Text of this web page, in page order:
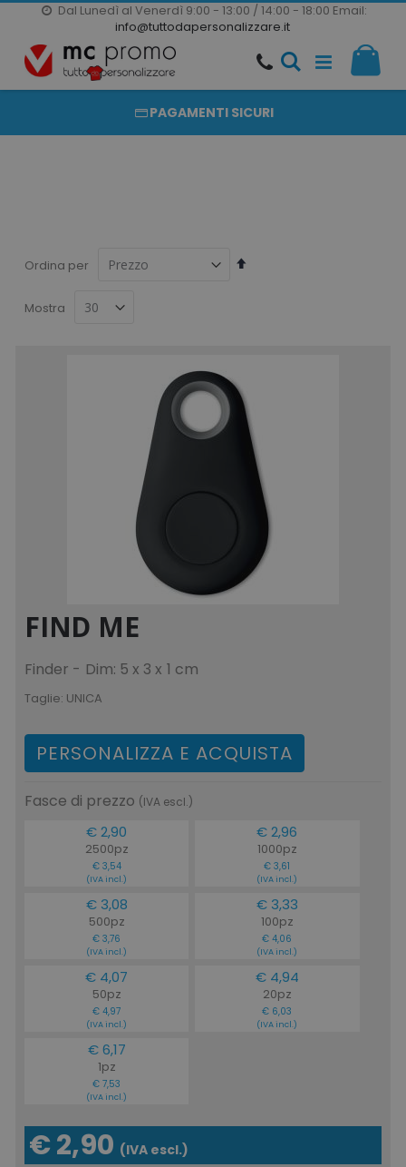
Dal Lunedì al Venerdì 9:00 - 13:00 / 14:00 - 18:00 Email:
info@tuttodapersonalizzare.it
Salta
al
contenuto
20000 PRODOTTI
PRODOTTI COMPLETAMENTE PERSONALIZZABILI
PAGAMENTI SICURI
Ordina per
Mostra
FIND ME
Finder - Dim: 5 x 3 x 1 cm
Taglie: UNICA
PERSONALIZZA E ACQUISTA
Fasce di prezzo (IVA escl.)
€ 2,90
2500pz
€ 3,54
(IVA incl.)
€ 2,96
1000pz
€ 3,61
(IVA incl.)
€ 3,08
500pz
€ 3,76
(IVA incl.)
€ 3,33
100pz
€ 4,06
(IVA incl.)
€ 4,07
50pz
€ 4,97
(IVA incl.)
€ 4,94
20pz
€ 6,03
(IVA incl.)
€ 6,17
1pz
€ 7,53
(IVA incl.)
€ 2,90 (IVA escl.)